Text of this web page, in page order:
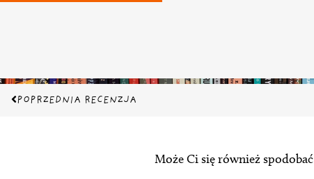
Prev
POPRZEDNIA RECENZJA
Może Ci się również spodobać